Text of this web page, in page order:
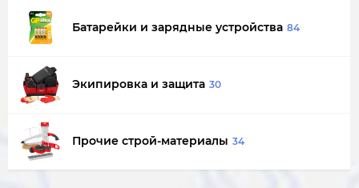
Батарейки и зарядные устройства 84
Экипировка и защита 30
Прочие строй-материалы 34